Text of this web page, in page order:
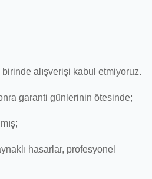
alışverişi kabul etmiyoruz.
garanti günlerinin ötesinde;
hasarlar, profesyonel